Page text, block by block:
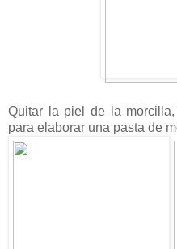
Quitar la piel de la
para elaborar una pasta de